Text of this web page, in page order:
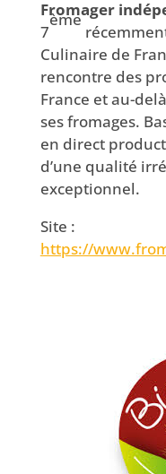
Fromager
7
ème
Culinaire de
rencontre des
France et au-
ses fromages.
en direct
d’une qualité
exceptionnel.
Site :
https://